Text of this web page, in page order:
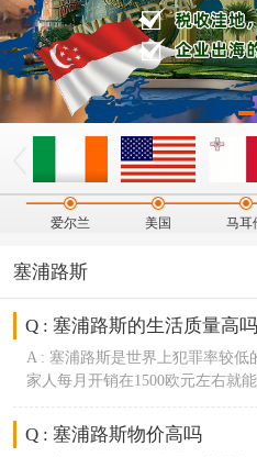
爱尔兰 美国 马耳
塞浦路斯
Q :塞浦路斯的生活质量高
A : 塞浦路斯是世界上犯罪率较低
家人每月开销在1500欧元左右就
Q :塞浦路斯物价高吗